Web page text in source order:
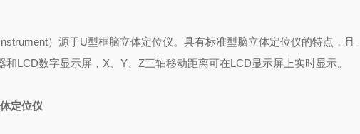
）源于U型框脑立体定位仪。具有标准型脑立体定位仪的特点，且
LCD数字显示屏，X、Y、Z三轴移动距离可在LCD显示屏上实时显示。
定位仪